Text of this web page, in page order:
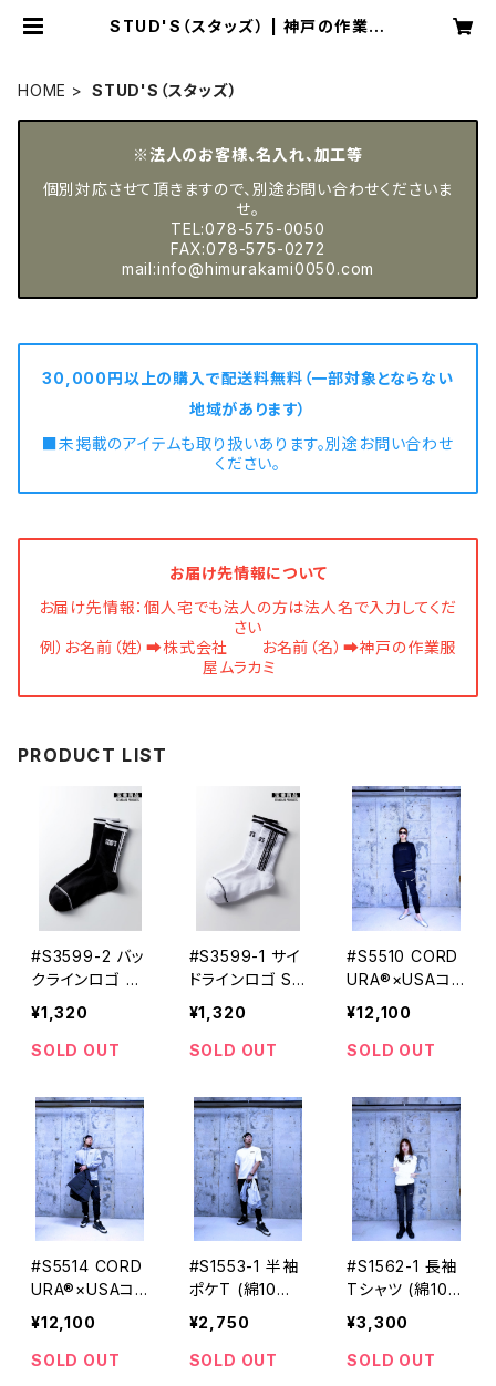
STUD'S（スタッズ） | 神戸の作業服
HOME STUD'S（スタッズ）
※法人のお客様、名入れ、加工等
個別対応させて頂きますので、別途お問い合わせくださいま
せ。
TEL:078-575-0050
FAX:078-575-0272
mail:info@himurakami0050.com
30,000円以上の購入で配送料無料（一部対象とならない
地域があります）
■未掲載のアイテムも取り扱いあります。別途お問い合わせ
ください。
お届け先情報について
お届け先情報：個人宅でも法人の方は法人名で入力してくだ
さい
例）お名前（姓）➡株式会社 お名前（名）➡神戸の作業服
屋ムラカミ
PRODUCT LIST
#S3599-2 バッ
クラインロゴ ST
UD'S ソックス
STUD'S[スタッ
ズ]
¥1,320
SOLD OUT
#S3599-1 サイ
ドラインロゴ ST
UD'S ソックス
STUD'S[スタッ
ズ]
¥1,320
SOLD OUT
#S5510 CORD
URA®×USAコッ
トン プルオーバ
ーシャツ STU
D'S[スタッズ]
¥12,100
SOLD OUT
#S5514 CORD
URA®×USAコッ
トン ジップアッ
プパーカー ST
UD'S[スタッズ]
¥12,100
SOLD OUT
#S1553-1 半袖
ポケT (綿10
0%) STUD'S
[スタッズ]
¥2,750
SOLD OUT
#S1562-1 長袖
Tシャツ (綿10
0%) STUD'S
[スタッズ]
¥3,300
SOLD OUT